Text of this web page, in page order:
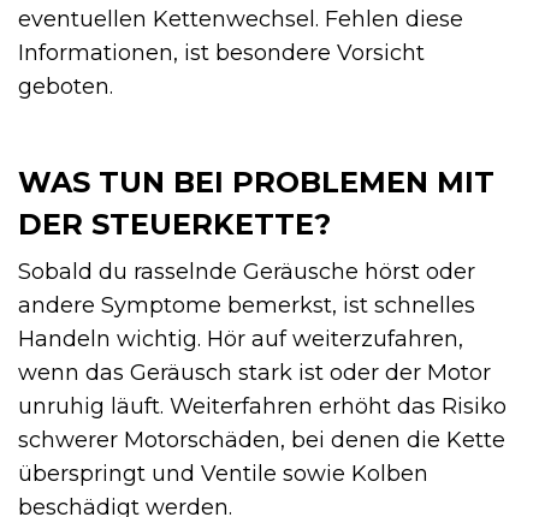
eventuellen Kettenwechsel. Fehlen diese
Informationen, ist besondere Vorsicht
geboten.
WAS TUN BEI PROBLEMEN MIT
DER STEUERKETTE?
Sobald du rasselnde Geräusche hörst oder
andere Symptome bemerkst, ist schnelles
Handeln wichtig. Hör auf weiterzufahren,
wenn das Geräusch stark ist oder der Motor
unruhig läuft. Weiterfahren erhöht das Risiko
schwerer Motorschäden, bei denen die Kette
überspringt und Ventile sowie Kolben
beschädigt werden.